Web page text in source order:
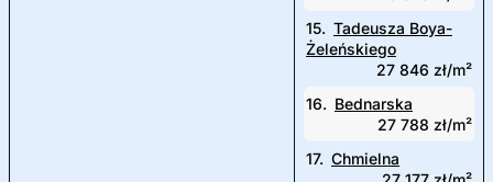
15. Tadeusza Boya-
Żeleńskiego
27 846 zł/m²
16. Bednarska
27 788 zł/m²
17. Chmielna